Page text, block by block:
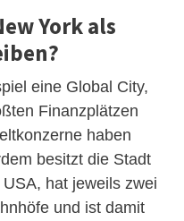
York als
eine Global City,
Finanzplätzen
haben
besitzt die Stadt
hat jeweils zwei
und ist damit